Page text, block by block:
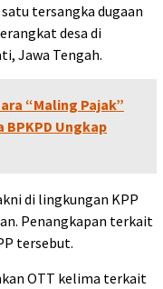
tersangka dugaan
desa di
Jawa Tengah.
“Maling Pajak”
Ungkap
di lingkungan KPP
Penangkapan terkait
tersebut.
OTT kelima terkait